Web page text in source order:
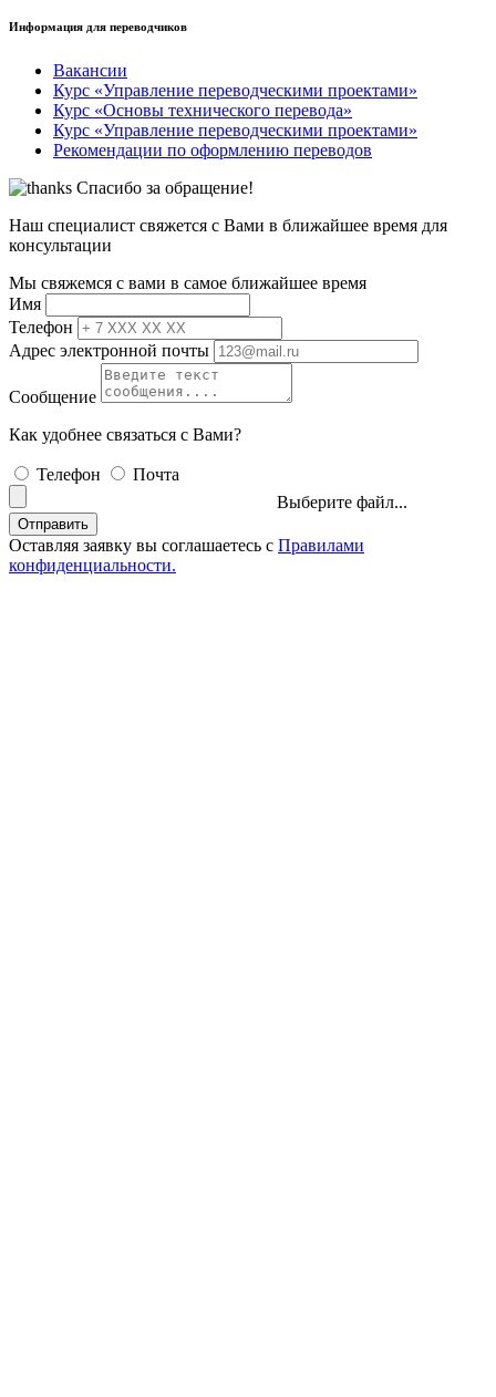
Информация для переводчиков
Вакансии
Курс «Управление переводческими проектами»
Курс «Основы технического перевода»
Курс «Управление переводческими проектами»
Рекомендации по оформлению переводов
Спасибо за обращение!
Наш специалист свяжется с Вами в ближайшее время для
консультации
Мы свяжемся с вами в самое ближайшее время
Имя
Телефон
Адрес электронной почты
Сообщение
Как удобнее связаться с Вами?
Телефон
Почта
Выберите файл...
Отправить
Оставляя заявку вы соглашаетесь с Правилами
конфиденциальности.